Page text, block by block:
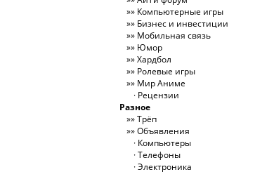
Компьютерные игры
Бизнес и инвестиции
Мобильная связь
Юмор
Хардбол
Ролевые игры
Мир Аниме
Рецензии
Разное
Трёп
Объявления
Компьютеры
Телефоны
Электроника